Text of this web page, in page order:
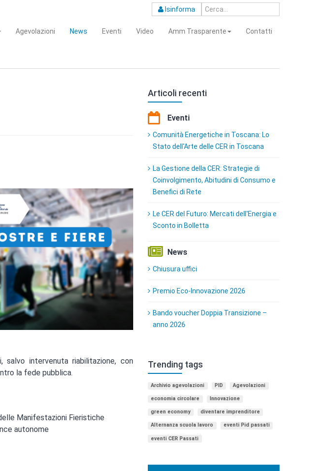
Isinforma
Agevolazioni News Eventi Video Amm Trasparente Contatti
salvo intervenuta riabilitazione, con
la fede pubblica.
Manifestazioni Fieristiche
autonome
Articoli recenti
Eventi
Comunità Energetiche in Toscana: Lo
Stato dell'Arte delle CER in Toscana
La Gestione della CER: Strategie di
Coinvolgimento, Abitudini di Consumo e
Benefici di Rete
Le CER del Futuro: Mercati dell'Energia e
Sconto in Bolletta
News
Chiusura uffici
Premio Eco-Innovazione 2026
Bando voucher Doppia Transizione –
anno 2026
Trending tags
Archivio agevolazioni PID Agevolazioni
economia circolare Innovazione
green economy diventare imprenditore
Alternanza scuola lavoro eventi Pid passati
eventi CER Passati